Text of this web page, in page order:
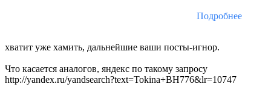
Подробнее
хватит уже хамить, дальнейшие ваши посты-игнор.
Что касается аналогов, яндекс по такому запросу
http://yandex.ru/yandsearch?text=Tokina+BH776&lr=10747